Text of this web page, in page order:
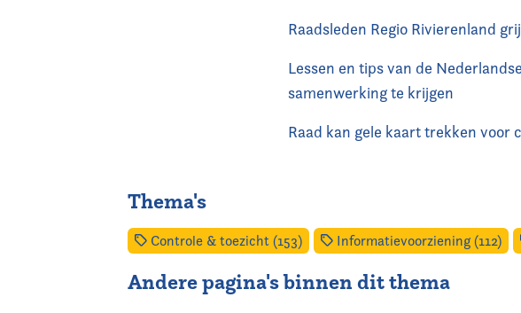
Raadsleden Regio Rivierenland
Lessen en tips van de
samenwerking te krijgen
Raad kan gele kaart trekken voor
Thema's
Controle & toezicht (153) Informatievoorziening (112)
Andere pagina's binnen dit thema